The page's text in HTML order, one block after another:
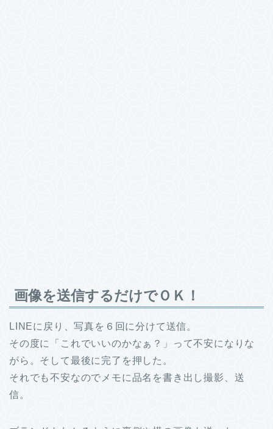
画像を送信するだけでＯＫ！
LINEに戻り、写真を６回に分けて送信。
その度に「これでいいのかなぁ？」って不安になりな
がら。そして最後に完了を押した。
それでも不安なのでメモに品名を書き出し撮影、送
信。